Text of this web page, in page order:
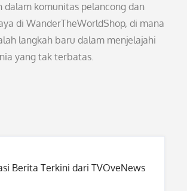
dalam komunitas pelancong dan
di WanderTheWorldShop, di mana
langkah baru dalam menjelajahi
yang tak terbatas.
Berita Terkini dari TVOveNews